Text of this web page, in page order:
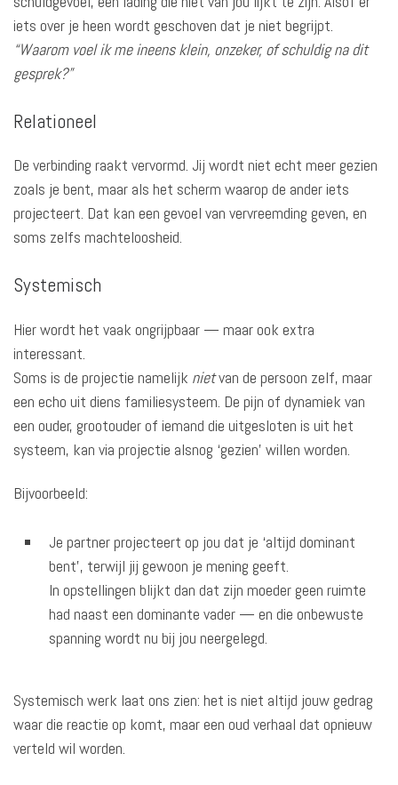
iets over je heen wordt geschoven dat je niet begrijpt.
“Waarom voel ik me ineens klein, onzeker, of schuldig na dit
gesprek?”
Relationeel
De verbinding raakt vervormd. Jij wordt niet echt meer gezien
zoals je bent, maar als het scherm waarop de ander iets
projecteert. Dat kan een gevoel van vervreemding geven, en
soms zelfs machteloosheid.
Systemisch
Hier wordt het vaak ongrijpbaar — maar ook extra
interessant.
Soms is de projectie namelijk nietvan de persoon zelf, maar
een echo uit diens familiesysteem. De pijn of dynamiek van
een ouder, grootouder of iemand die uitgesloten is uit het
systeem, kan via projectie alsnog ‘gezien’ willen worden.
Bijvoorbeeld:
Je partner projecteert op jou dat je ‘altijd dominant
bent’, terwijl jij gewoon je mening geeft.
In opstellingen blijkt dan dat zijn moeder geen ruimte
had naast een dominante vader — en die onbewuste
spanning wordt nu bij jou neergelegd.
Systemisch werk laat ons zien: het is niet altijd jouw gedrag
waar die reactie op komt, maar een oud verhaal dat opnieuw
verteld wil worden.